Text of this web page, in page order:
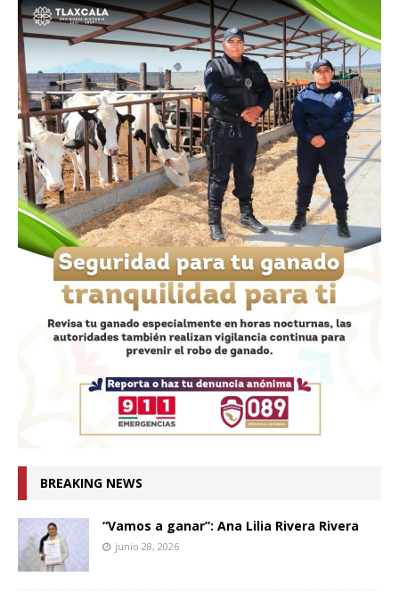
BREAKING NEWS
“Vamos a ganar”: Ana Lilia Rivera Rivera
junio 28, 2026